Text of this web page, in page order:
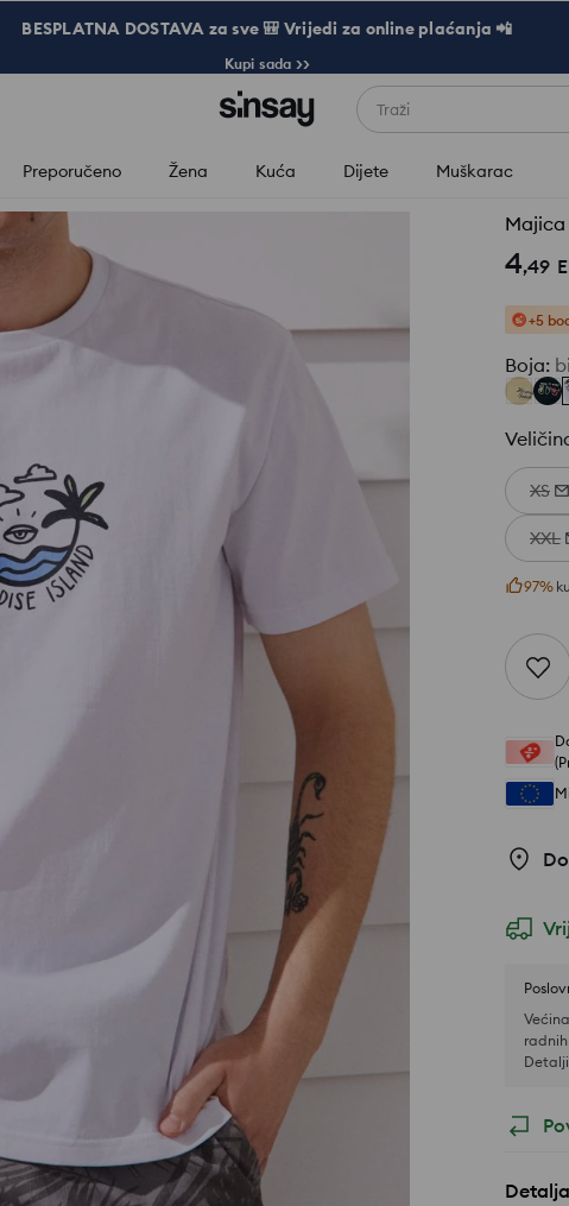
BESPLATNA DOSTAVA za sve 🎒 Vrijedi za online plaćanja 📲
Kupi sada >>
Traži
Preporučeno Žena Kuća Dijete Muškarac
4,49
+5
Boja:
XS
XXL
97%
Detalji